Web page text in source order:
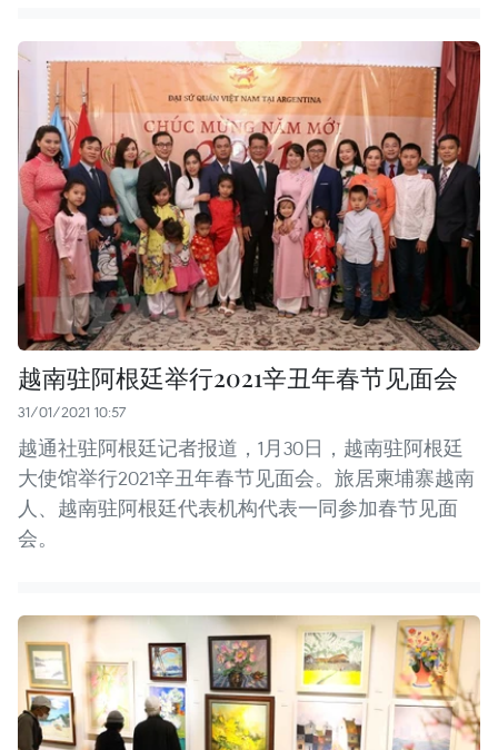
越南驻阿根廷举行2021辛丑年春节见面会
31/01/2021 10:57
越通社驻阿根廷记者报道，1月30日，越南驻阿根廷
大使馆举行2021辛丑年春节见面会。旅居柬埔寨越南
人、越南驻阿根廷代表机构代表一同参加春节见面
会。